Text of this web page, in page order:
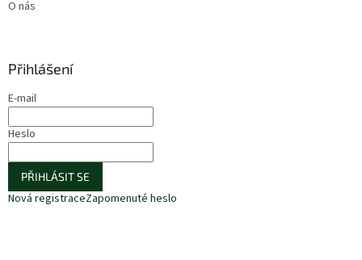
O nás
Přihlášení
E-mail
Heslo
PŘIHLÁSIT SE
Nová registraceZapomenuté heslo